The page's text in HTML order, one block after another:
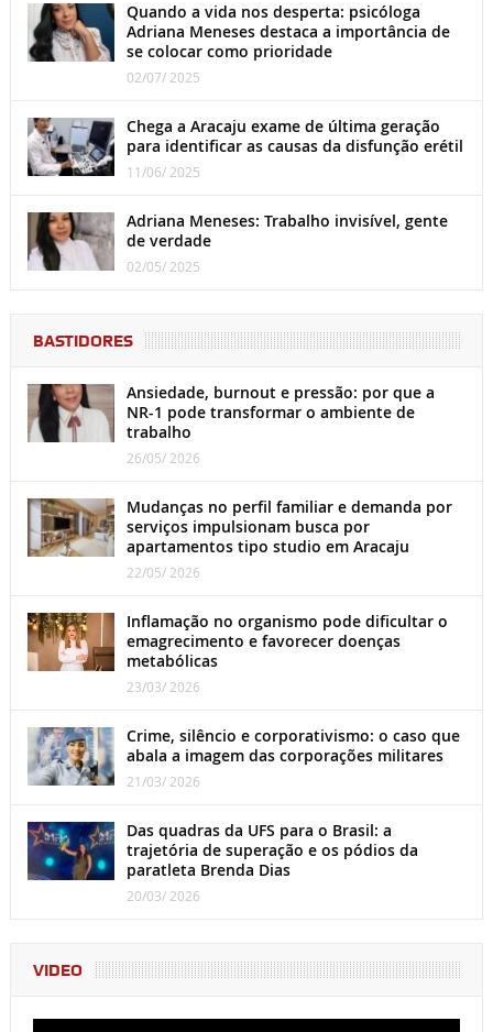
Quando a vida nos desperta: psicóloga
Adriana Meneses destaca a importância de
se colocar como prioridade
02/07/ 2025
Chega a Aracaju exame de última geração
para identificar as causas da disfunção erétil
11/06/ 2025
Adriana Meneses: Trabalho invisível, gente
de verdade
02/05/ 2025
BASTIDORES
Ansiedade, burnout e pressão: por que a
NR-1 pode transformar o ambiente de
trabalho
26/05/ 2026
Mudanças no perfil familiar e demanda por
serviços impulsionam busca por
apartamentos tipo studio em Aracaju
22/05/ 2026
Inflamação no organismo pode dificultar o
emagrecimento e favorecer doenças
metabólicas
23/03/ 2026
Crime, silêncio e corporativismo: o caso que
abala a imagem das corporações militares
21/03/ 2026
Das quadras da UFS para o Brasil: a
trajetória de superação e os pódios da
paratleta Brenda Dias
20/03/ 2026
VIDEO